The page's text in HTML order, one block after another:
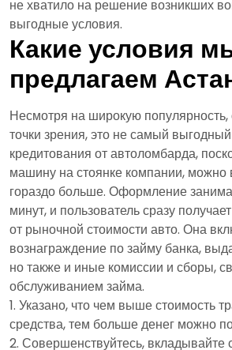
не хватило на решение возникших
выгодные условия.
Какие условия
предлагаем
Несмотря на широкую
точки зрения, это не самый
кредитования от автоломбарда,
машину на стоянке компании, можно
гораздо больше. Оформление
минут, и пользователь сразу
от рыночной стоимости авто. Она
вознаграждение по займу банка,
но также и иные комиссии и сборы,
обслуживанием займа.
Указано, что чем выше стоимость
средства, тем больше денег можно
Совершенствуйтесь, вкладывайте